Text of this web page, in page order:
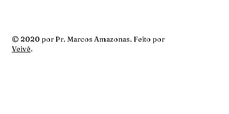
© 2020 por Pr. Marcos Amazonas. Feito por
Veivê.